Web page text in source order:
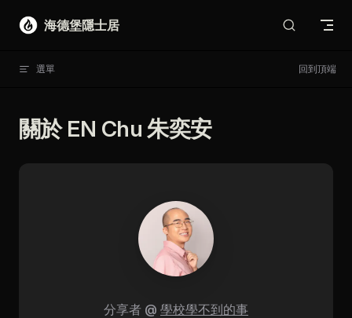
Skip to content
海德堡隱士居
選單 回到頂端
關於 EN Chu 朱奕安
分享者 @ 學校學不到的事